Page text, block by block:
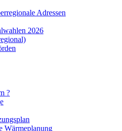
Adressen
2026
?
Wärmeplanung